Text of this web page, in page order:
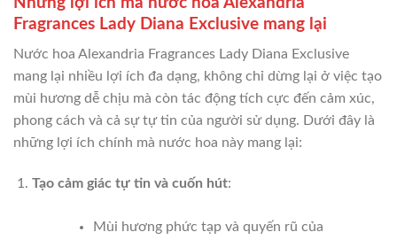
Fragrances Lady Diana Exclusive mang lại
Nước hoa Alexandria Fragrances Lady Diana Exclusive
mang lại nhiều lợi ích đa dạng, không chỉ dừng lại ở việc tạo
mùi hương dễ chịu mà còn tác động tích cực đến cảm xúc,
phong cách và cả sự tự tin của người sử dụng. Dưới đây là
những lợi ích chính mà nước hoa này mang lại:
Tạo cảm giác tự tin và cuốn hút:
Mùi hương phức tạp và quyến rũ của